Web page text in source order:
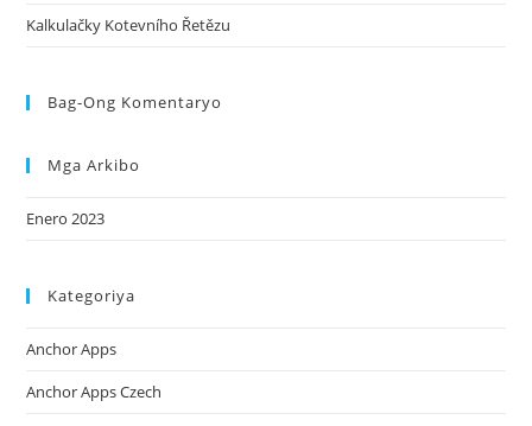
Kalkulačky Kotevního Řetězu
Bag-Ong Komentaryo
Mga Arkibo
Enero 2023
Kategoriya
Anchor Apps
Anchor Apps Czech